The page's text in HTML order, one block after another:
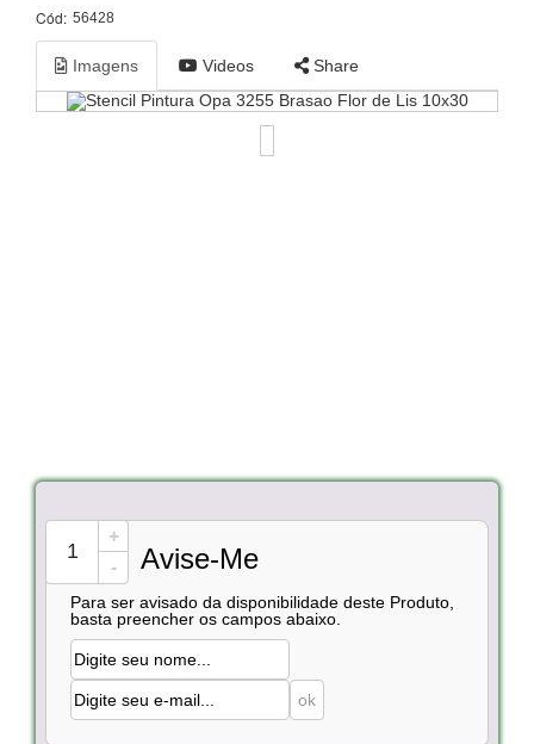
Cód: 56428
Imagens Videos Share
+
-
Avise-Me
Para ser avisado da disponibilidade deste Produto,
basta preencher os campos abaixo.